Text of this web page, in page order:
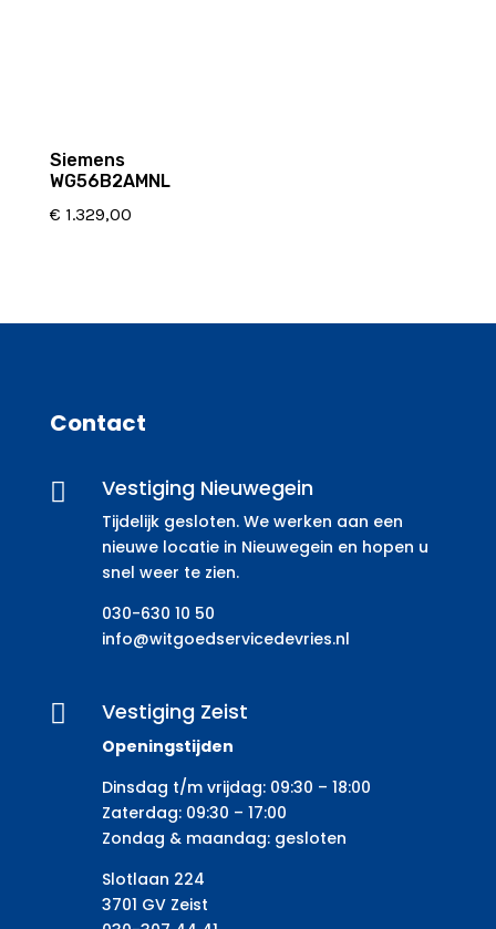
Siemens
WG56B2AMNL
€ 1.329,00
Contact
 Vestiging Nieuwegein
Tijdelijk gesloten. We werken aan een
nieuwe locatie in Nieuwegein en hopen u
snel weer te zien.
030-630 10 50
info@witgoedservicedevries.nl
 Vestiging Zeist
Openingstijden
Dinsdag t/m vrijdag: 09:30 – 18:00
Zaterdag: 09:30 – 17:00
Zondag & maandag: gesloten
Slotlaan 224
3701 GV Zeist